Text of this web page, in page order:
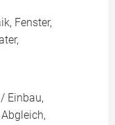
Fenster,
Einbau,